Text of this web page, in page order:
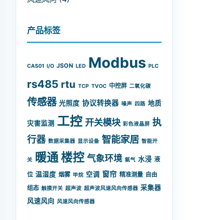
产品标签
CAS01 I/O JSON LED Modbus PLC
rs485 rtu TCP TVOC 中控屏 二氧化碳
传感器 光照度 协议转换器 噪声 四路 地质
灾害监测 工控 开关模块 彩色液晶屏 执
行器 数据采集器 显示设备 智能家居 智能开
关 暖通楼控 气象环境 氨气 水浸 液
位 温湿度 烟雾 甲烷 空调 窗帘 精准测量 自由
组态 触摸开关 超声波 超声波风速风向传感器 采集器
风速风向 风速风向传感器